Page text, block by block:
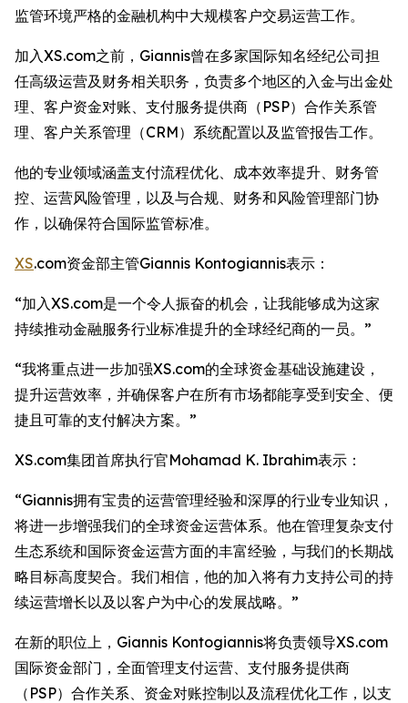
监管环境严格的金融机构中大规模客户交易运营工作。
加入XS.com之前，Giannis曾在多家国际知名经纪公司担
任高级运营及财务相关职务，负责多个地区的入金与出金处
理、客户资金对账、支付服务提供商（PSP）合作关系管
理、客户关系管理（CRM）系统配置以及监管报告工作。
他的专业领域涵盖支付流程优化、成本效率提升、财务管
控、运营风险管理，以及与合规、财务和风险管理部门协
作，以确保符合国际监管标准。
XS.com资金部主管Giannis Kontogiannis表示：
“加入XS.com是一个令人振奋的机会，让我能够成为这家
持续推动金融服务行业标准提升的全球经纪商的一员。”
“我将重点进一步加强XS.com的全球资金基础设施建设，
提升运营效率，并确保客户在所有市场都能享受到安全、便
捷且可靠的支付解决方案。”
XS.com集团首席执行官Mohamad K. Ibrahim表示：
“Giannis拥有宝贵的运营管理经验和深厚的行业专业知识，
将进一步增强我们的全球资金运营体系。他在管理复杂支付
生态系统和国际资金运营方面的丰富经验，与我们的长期战
略目标高度契合。我们相信，他的加入将有力支持公司的持
续运营增长以及以客户为中心的发展战略。”
在新的职位上，Giannis Kontogiannis将负责领导XS.com
国际资金部门，全面管理支付运营、支付服务提供商
（PSP）合作关系、资金对账控制以及流程优化工作，以支